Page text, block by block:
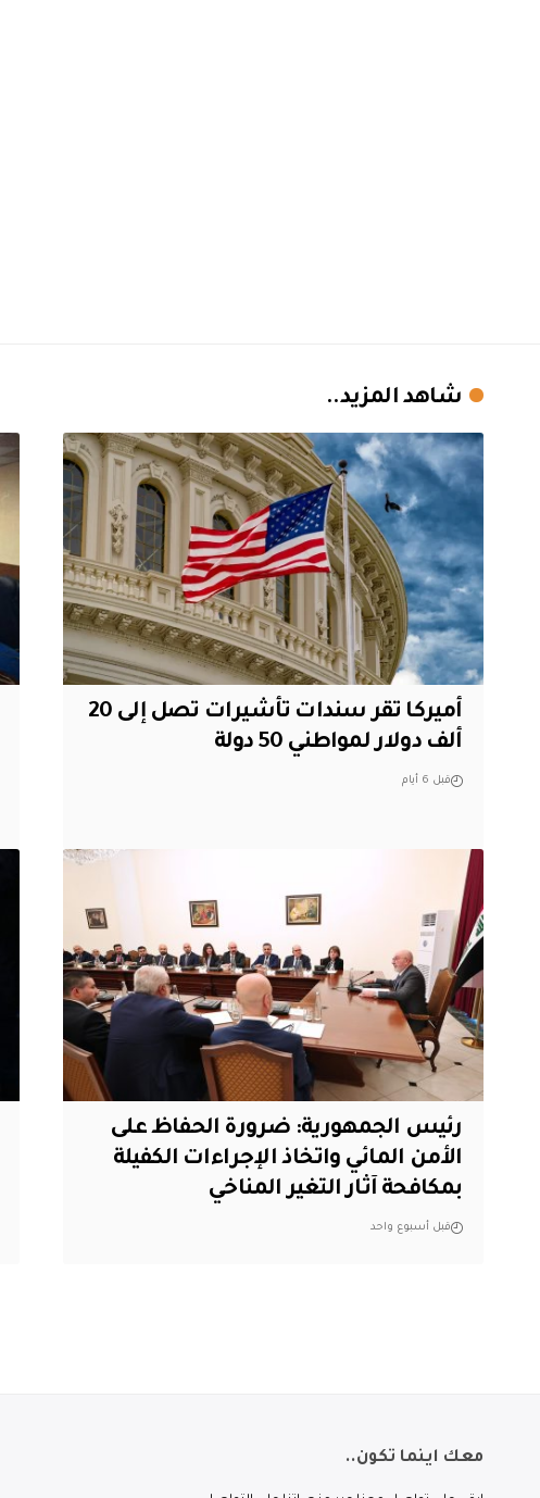
شاهد المزيد..
أميركا تقر سندات تأشيرات تصل إلى 20
ألف دولار لمواطني 50 دولة
قبل 6 أيام
رئيس الجمهورية: ضرورة الحفاظ على
الأمن المائي واتخاذ الإجراءات الكفيلة
بمكافحة آثار التغير المناخي
قبل أسبوع واحد
معك اينما تكون..